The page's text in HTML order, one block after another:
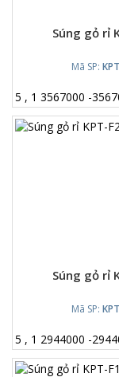
Súng gỏ rỉ
Mã SP:
5 , 1 3567000 -
Súng gỏ rỉ
Mã SP:
5 , 1 2944000 -